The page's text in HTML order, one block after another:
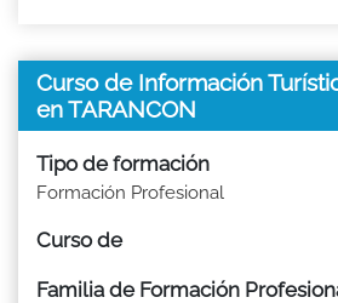
Curso de Información
en TARANCON
Tipo de formación
Formación Profesional
Curso de
Familia de Formación